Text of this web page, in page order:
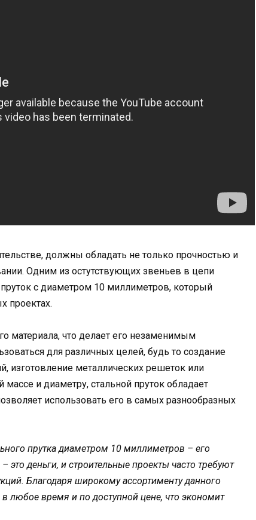
должны обладать не только прочностью и
Одним из остутствующих звеньев в цепи
с диаметром 10 миллиметров, который
проектах.
материала, что делает его незаменимым
для различных целей, будь то создание
изготовление металлических решеток или
и диаметру, стальной пруток обладает
использовать его в самых разнообразных
прутка диаметром 10 миллиметров – его
это деньги, и строительные проекты часто требуют
Благодаря широкому ассортименту данного
любое время и по доступной цене, что экономит